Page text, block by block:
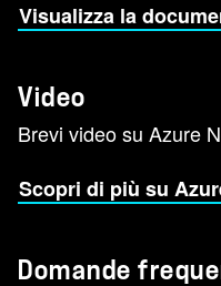
Visualizza la
Video
Brevi video su Azure
Scopri di più su
Domande